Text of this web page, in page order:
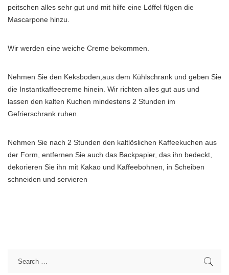
peitschen alles sehr gut und mit hilfe eine Löffel fügen die
Mascarpone hinzu.
Wir werden eine weiche Creme bekommen.
Nehmen Sie den Keksboden,aus dem Kühlschrank und geben Sie
die Instantkaffeecreme hinein. Wir richten alles gut aus und
lassen den kalten Kuchen mindestens 2 Stunden im
Gefrierschrank ruhen.
Nehmen Sie nach 2 Stunden den kaltlöslichen Kaffeekuchen aus
der Form, entfernen Sie auch das Backpapier, das ihn bedeckt,
dekorieren Sie ihn mit Kakao und Kaffeebohnen, in Scheiben
schneiden und servieren